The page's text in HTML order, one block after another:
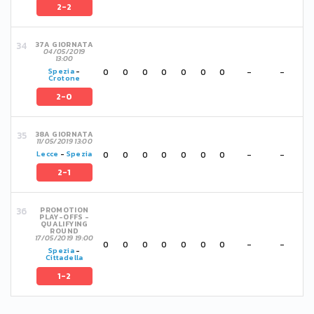
2-2
37A GIORNATA
04/05/2019
13:00
Spezia -
Crotone
2-0
0 0 0 0 0 0 0 - -
38A GIORNATA
11/05/2019 13:00
Lecce - Spezia
2-1
0 0 0 0 0 0 0 - -
PROMOTION
PLAY-OFFS -
QUALIFYING
ROUND
17/05/2019 19:00
Spezia -
Cittadella
1-2
0 0 0 0 0 0 0 - -